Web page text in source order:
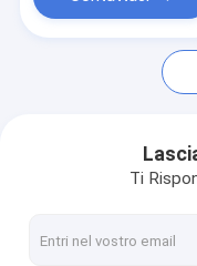
Prodotti ottici
Connettività del
Ti